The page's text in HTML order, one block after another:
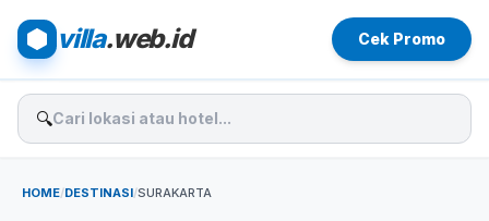
villa.web.id Cek Promo
🔍
HOME/DESTINASI/SURAKARTA